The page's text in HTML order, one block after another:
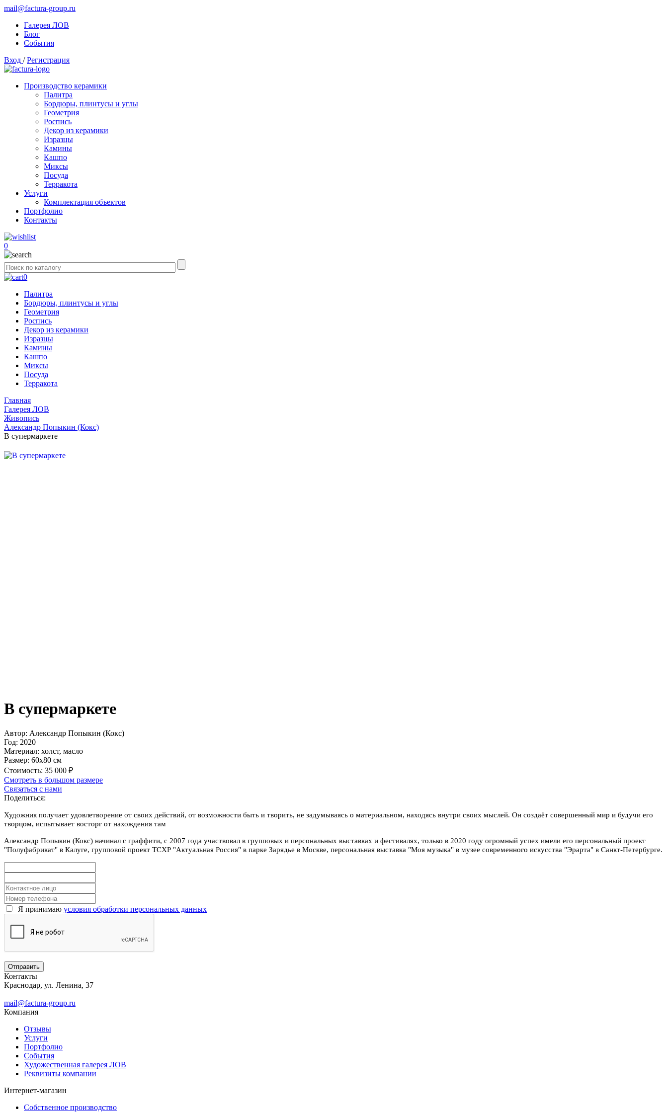
mail@factura-group.ru
Галерея ЛОВ
Блог
События
Вход /Регистрация
Производство керамики
Палитра
Бордюры, плинтусы и углы
Геометрия
Роспись
Декор из керамики
Изразцы
Камины
Кашпо
Миксы
Посуда
Терракота
Услуги
Комплектация объектов
Портфолио
Контакты
0
0
Палитра
Бордюры, плинтусы и углы
Геометрия
Роспись
Декор из керамики
Изразцы
Камины
Кашпо
Миксы
Посуда
Терракота
Главная
Галерея ЛОВ
Живопись
Александр Попыкин (Кокс)
В супермаркете
В супермаркете
Автор: Александр Попыкин (Кокс)
Год: 2020
Материал: холст, масло
Размер: 60х80 см
Стоимость: 35 000 ₽
Смотреть в большом размере
Связаться с нами
Поделиться:
Художник получает удовлетворение от своих действий, от возможности быть и творить, не задумываясь о материальном, находясь внутри своих мыслей. Он создаёт совершенный мир и будучи его
творцом, испытывает восторг от нахождения там
Александр Попыкин (Кокс) начинал с граффити, с 2007 года участвовал в групповых и персональных выставках и фестивалях, только в 2020 году огромный успех имели его персональный проект
"Полуфабрикат" в Калуге, групповой проект ТСХР "Актуальная Россия" в парке Зарядье в Москве, персональная выставка "Моя музыка" в музее современного искусства "Эрарта" в Санкт-Петербурге.
Я принимаю условия обработки персональных данных
Контакты
Краснодар, ул. Ленина, 37
mail@factura-group.ru
Компания
Отзывы
Услуги
Портфолио
События
Художественная галерея ЛОВ
Реквизиты компании
Интернет-магазин
Собственное производство